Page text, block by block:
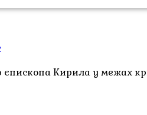
Кирила у межах